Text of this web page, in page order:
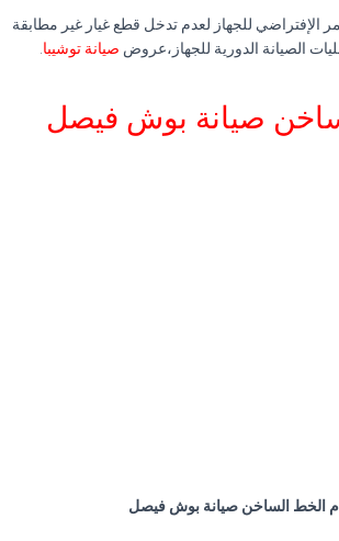
الإفتراضي للجهاز لعدم تدخل قطع غيار غير مطابقة
الصيانة الدورية للجهاز،عروض صيانة توشيبا
صيانة بوش فيصل
الخط الساخن صيانة بوش فيصل